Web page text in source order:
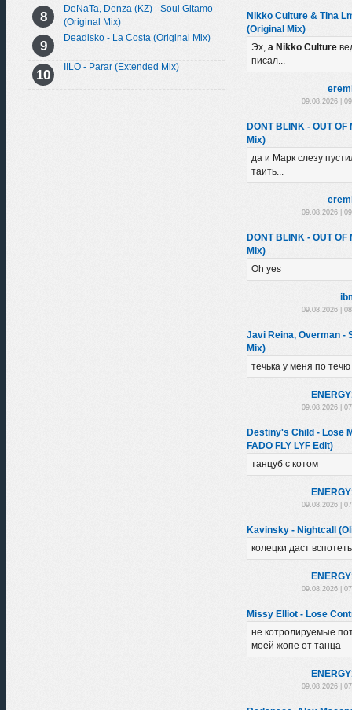
DeNaTa, Denza (KZ) - Soul Gitamo
(Original Mix)
Deadisko - La Costa (Original Mix)
IILO - Parar (Extended Mix)
Nikko Culture & Tina
(Original Mix)
Эх, а Nikko Culture
писал...
09.08.2026 |
DONT BLINK - OUT
Mix)
да и Марк слезу
таить...
09.08.2026 |
DONT BLINK - OUT
Mix)
Oh yes
09.08.2026 |
Javi Reina, Overman -
Mix)
течька у меня по течю
09.08.2026 |
Destiny's Child - Lose
FADO FLY LYF Edit)
танцуб с котом
09.08.2026 |
Kavinsky - Nightcall
колецки даст вспотеть
09.08.2026 |
Missy Elliot - Lose
не котролируемые
моей жопе от танца
09.08.2026 |